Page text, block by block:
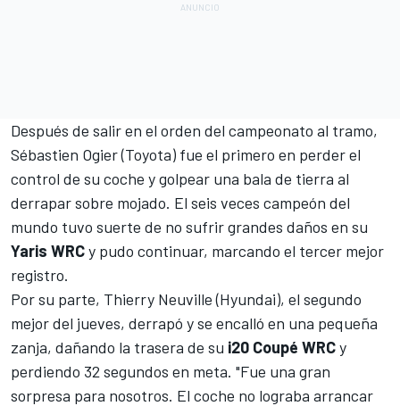
Después de salir en el orden del campeonato al tramo,
Sébastien Ogier(Toyota) fue el primero en perder el
control de su coche y golpear una bala de tierra al
derrapar sobre mojado. El seis veces campeón del
mundo tuvo suerte de no sufrir grandes daños en su
Yaris WRCy pudo continuar, marcando el tercer mejor
registro.
Por su parte, Thierry Neuville(Hyundai), el segundo
mejor del jueves, derrapó y se encalló en una pequeña
zanja, dañando la trasera de su i20 Coupé WRCy
perdiendo 32 segundos en meta. "Fue una gran
sorpresa para nosotros. El coche no lograba arrancar